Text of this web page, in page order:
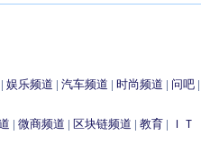
| 娱乐频道 | 汽车频道 | 时尚频道 | 问吧 |
| 微商频道 | 区块链频道 | 教育 |
ＩＴ